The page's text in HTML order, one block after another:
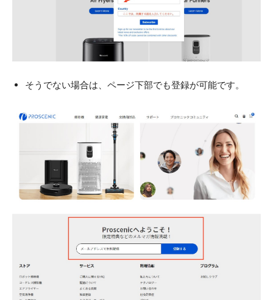
そうでない場合は、ページ下部でも登録が可能です。